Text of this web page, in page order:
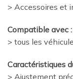
> Accessoires et
Compatible avec :
> tous les
Caractéristiques
> Ajustement